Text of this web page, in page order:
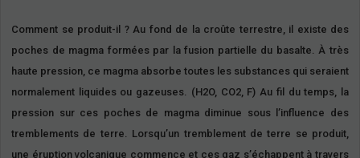
Comment se produit-il ? Au fond de la croûte terrestre, il existe des
poches de magma formées par la fusion partielle du basalte. À très
haute pression, ce magma absorbe toutes les substances qui seraient
normalement liquides ou gazeuses. (H2O, CO2, F) Au fil du temps, la
pression sur ces poches de magma diminue sous l’influence des
tremblements de terre. Lorsqu’un tremblement de terre se produit,
une éruption volcanique commence et ces gaz s’échappent à travers